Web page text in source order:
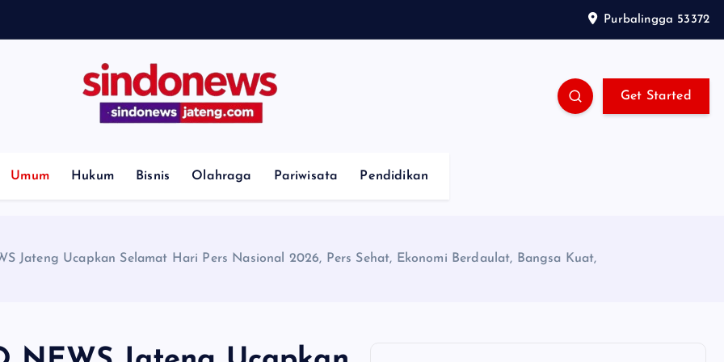
Purbalingga 53372
Get Started
Umum Hukum Bisnis Olahraga Pariwisata Pendidikan
Jateng Ucapkan Selamat Hari Pers Nasional 2026, Pers Sehat, Ekonomi Berdaulat, Bangsa Kuat,